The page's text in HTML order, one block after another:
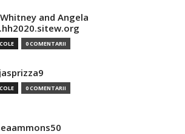
and Angela
0 COMENTARII
0 COMENTARII